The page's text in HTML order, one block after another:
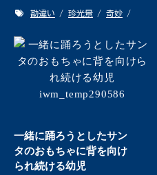
勘違い 珍光景 奇妙
一緒に踊ろうとしたサン
タのおもちゃに背を向け
られ続ける幼児